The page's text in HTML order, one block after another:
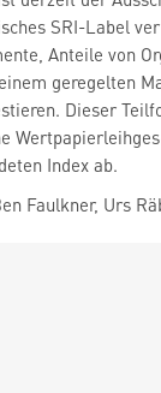
SRI-Label
Anteile von
geregelten
Dieser
Index ab.
Faulkner, Urs